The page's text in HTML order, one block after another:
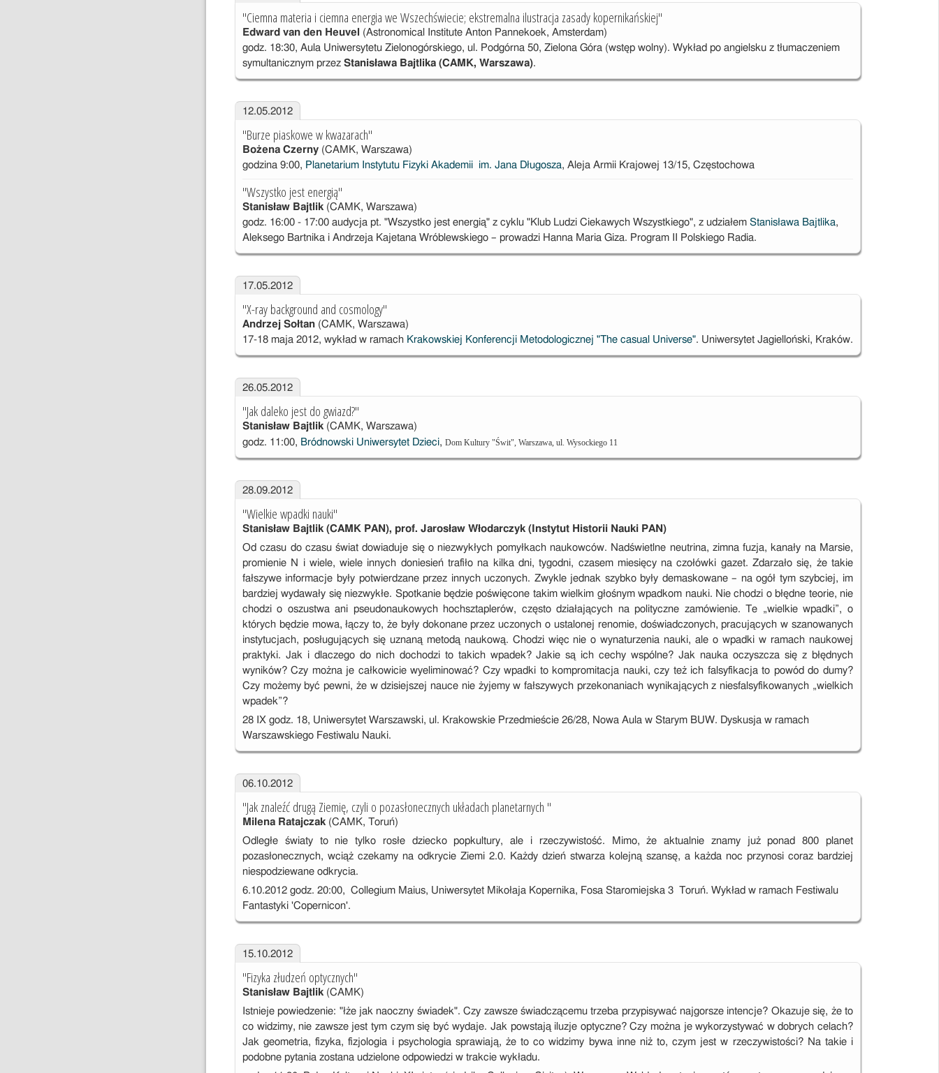
"Ciemna materia i ciemna energia we Wszechświecie; ekstremalna ilustracja zasady kopernikańskiej"
Edward van den Heuvel
(Astronomical Institute Anton Pannekoek, Amsterdam)
godz. 18:30, Aula Uniwersytetu Zielonogórskiego, ul. Podgórna 50, Zielona Góra (wstęp wolny). Wykład po angielsku z tłumaczeniem
symultanicznym przez Stanisława Bajtlika (CAMK, Warszawa).
12.05.2012
"Burze piaskowe w kwazarach"
Bożena Czerny(CAMK, Warszawa)
godzina 9:00, Planetarium Instytutu Fizyki Akademii im. Jana Długosza, Aleja Armii Krajowej 13/15, Częstochowa
"Wszystko jest energią"
Stanisław Bajtlik(CAMK, Warszawa)
godz. 16:00 - 17:00 audycja pt. "Wszystko jest energią" z cyklu "Klub Ludzi Ciekawych Wszystkiego", z udziałem Stanisława Bajtlika,
Aleksego Bartnika i Andrzeja Kajetana Wróblewskiego– prowadzi Hanna Maria Giza. Program II Polskiego Radia.
17.05.2012
"X-ray background and cosmology"
Andrzej Sołtan(CAMK, Warszawa)
17-18 maja 2012, wykład w ramach Krakowskiej Konferencji Metodologicznej "The casual Universe". Uniwersytet Jagielloński, Kraków.
26.05.2012
"Jak daleko jest do gwiazd?"
Stanisław Bajtlik(CAMK, Warszawa)
godz. 11:00, Bródnowski Uniwersytet Dzieci, Dom Kultury "Świt", Warszawa, ul. Wysockiego 11
28.09.2012
"Wielkie wpadki nauki"
Stanisław Bajtlik (CAMK PAN), prof. Jarosław Włodarczyk (Instytut Historii Nauki PAN)
Od czasu do czasu świat dowiaduje się o niezwykłych pomyłkach naukowców. Nadświetlne neutrina, zimna fuzja, kanały na Marsie,
promienie N i wiele, wiele innych doniesień trafiło na kilka dni, tygodni, czasem miesięcy na czołówki gazet. Zdarzało się, że takie
fałszywe informacje były potwierdzane przez innych uczonych. Zwykle jednak szybko były demaskowane – na ogół tym szybciej, im
bardziej wydawały się niezwykłe. Spotkanie będzie poświęcone takim wielkim głośnym wpadkom nauki. Nie chodzi o błędne teorie, nie
chodzi o oszustwa ani pseudonaukowych hochsztaplerów, często działających na polityczne zamówienie. Te „wielkie wpadki”, o
których będzie mowa, łączy to, że były dokonane przez uczonych o ustalonej renomie, doświadczonych, pracujących w szanowanych
instytucjach, posługujących się uznaną metodą naukową. Chodzi więc nie o wynaturzenia nauki, ale o wpadki w ramach naukowej
praktyki. Jak i dlaczego do nich dochodzi to takich wpadek? Jakie są ich cechy wspólne? Jak nauka oczyszcza się z błędnych
wyników? Czy można je całkowicie wyeliminować? Czy wpadki to kompromitacja nauki, czy też ich falsyfikacja to powód do dumy?
Czy możemy być pewni, że w dzisiejszej nauce nie żyjemy w fałszywych przekonaniach wynikających z niesfalsyfikowanych „wielkich
wpadek”?
28 IX godz. 18, Uniwersytet Warszawski, ul. Krakowskie Przedmieście 26/28, Nowa Aula w Starym BUW. Dyskusja w ramach
Warszawskiego Festiwalu Nauki.
06.10.2012
"Jak znaleźć drugą Ziemię, czyli o pozasłonecznych układach planetarnych "
Milena Ratajczak(CAMK, Toruń)
Odległe światy to nie tylko rosłe dziecko popkultury, ale i rzeczywistość. Mimo, że aktualnie znamy już ponad 800 planet
pozasłonecznych, wciąż czekamy na odkrycie Ziemi 2.0. Każdy dzień stwarza kolejną szansę, a każda noc przynosi coraz bardziej
niespodziewane odkrycia.
6.10.2012 godz. 20:00, Collegium Maius, Uniwersytet Mikołaja Kopernika, Fosa Staromiejska 3 Toruń. Wykład w ramach Festiwalu
Fantastyki 'Copernicon'.
15.10.2012
"Fizyka złudzeń optycznych"
Stanisław Bajtlik(CAMK)
Istnieje powiedzenie: "łże jak naoczny świadek". Czy zawsze świadczącemu trzeba przypisywać najgorsze intencje? Okazuje się, że to
co widzimy, nie zawsze jest tym czym się być wydaje. Jak powstają iluzje optyczne? Czy można je wykorzystywać w dobrych celach?
Jak geometria, fizyka, fizjologia i psychologia sprawiają, że to co widzimy bywa inne niż to, czym jest w rzeczywistości? Na takie i
podobne pytania zostana udzielone odpowiedzi w trakcie wykładu.